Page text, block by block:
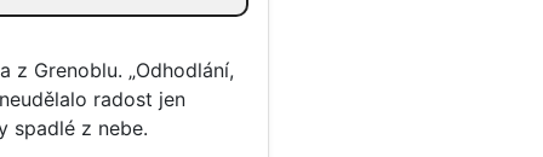
z Grenoblu. „Odhodlání,
radost jen
spadlé z nebe.